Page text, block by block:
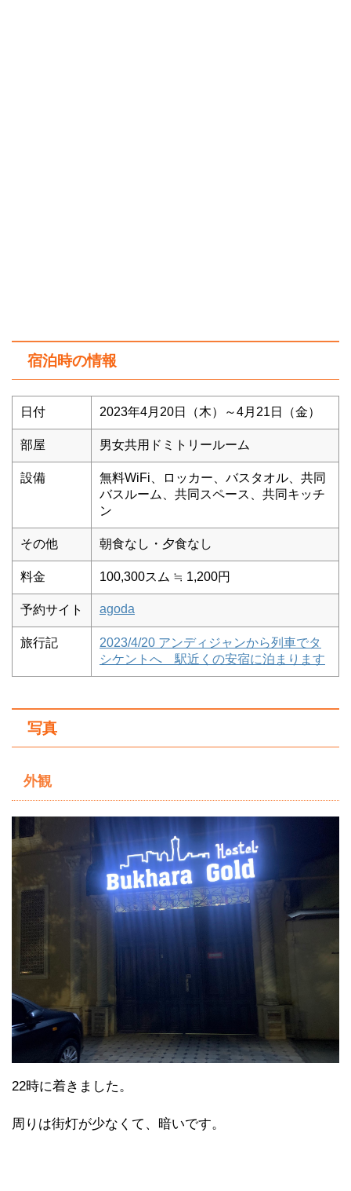
宿泊時の情報
日付 2023年4月20日（木）～4月21日（金）
部屋 男女共用ドミトリールーム
設備
無料WiFi、ロッカー、バスタオル、共同
バスルーム、共同スペース、共同キッチ
ン
その他 朝食なし・夕食なし
料金 100,300スム ≒ 1,200円
予約サイト agoda
旅行記
2023/4/20 アンディジャンから列車でタ
シケントへ 駅近くの安宿に泊まります
写真
外観
22時に着きました。
周りは街灯が少なくて、暗いです。